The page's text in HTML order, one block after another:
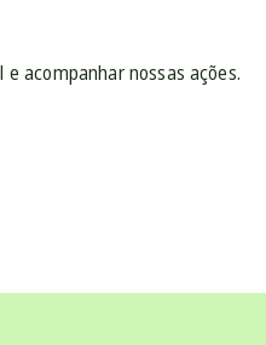
acompanhar nossas ações.